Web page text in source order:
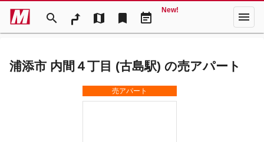
search map bookmark event_note
New! menu
浦添市 内間４丁目 (古島駅) の売アパート
売アパート